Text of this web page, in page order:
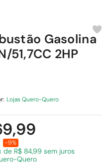
Gasolina
51,7CC 2HP
Lojas Quero-Quero
-9%
de R$ 84,99 sem juros
Quero